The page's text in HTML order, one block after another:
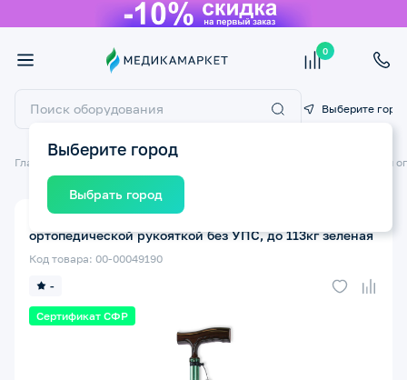
0
Выберите город
Выберите город
Выбрать город
Главная Технические средства реабилитации ТСР Трости и трости
Сертификат СФР
-
Код товара: 00-00049190
ортопедической рукояткой без УПС, до 113кг зеленая